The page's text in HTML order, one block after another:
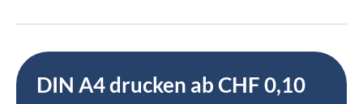
DIN A4 drucken ab CHF 0,10